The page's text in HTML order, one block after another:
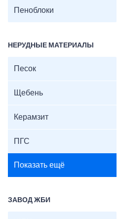
Пеноблоки
НЕРУДНЫЕ МАТЕРИАЛЫ
Песок
Щебень
Керамзит
ПГС
Показать ещё
ЗАВОД ЖБИ